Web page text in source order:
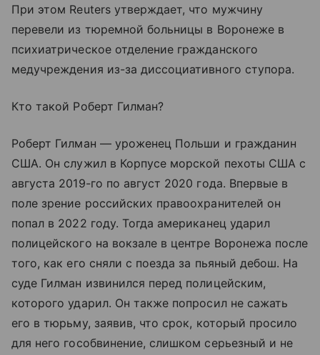
При этом Reuters утверждает, что мужчину
перевели из тюремной больницы в Воронеже в
психиатрическое отделение гражданского
медучреждения из-за диссоциативного ступора.
Кто такой Роберт Гилман?
Роберт Гилман — уроженец Польши и гражданин
США. Он служил в Корпусе морской пехоты США с
августа 2019-го по август 2020 года. Впервые в
поле зрение российских правоохранителей он
попал в 2022 году. Тогда американец ударил
полицейского на вокзале в центре Воронежа после
того, как его сняли с поезда за пьяный дебош. На
суде Гилман извинился перед полицейским,
которого ударил. Он также попросил не сажать
его в тюрьму, заявив, что срок, который просило
для него гособвинение, слишком серьезный и не